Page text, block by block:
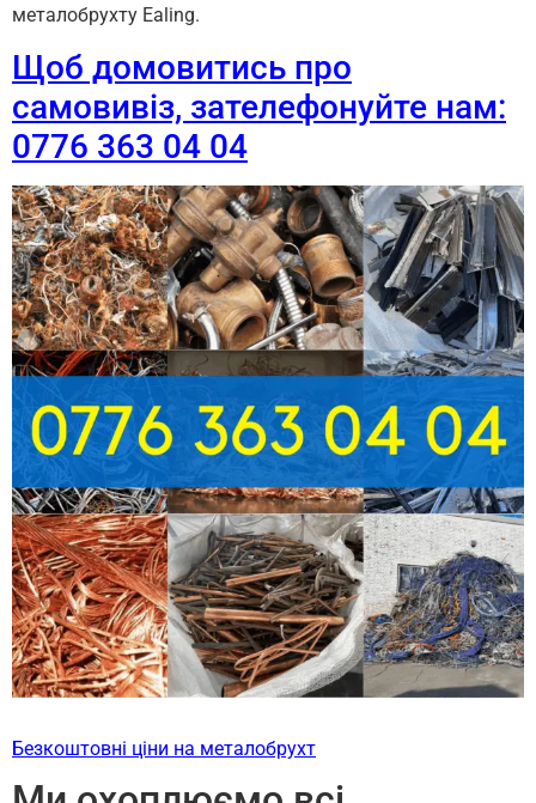
металобрухту Ealing.
Щоб домовитись про
самовивіз, зателефонуйте нам:
0776 363 04 04
Безкоштовні ціни на металобрухт